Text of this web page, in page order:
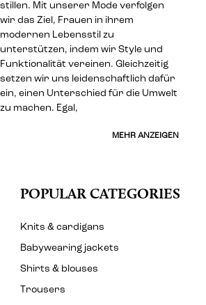
stillen. Mit unserer Mode verfolgen
wir das Ziel, Frauen in ihrem
modernen Lebensstil zu
unterstützen, indem wir Style und
Funktionalität vereinen. Gleichzeitig
setzen wir uns leidenschaftlich dafür
ein, einen Unterschied für die Umwelt
zu machen. Egal,
MEHR ANZEIGEN
POPULAR CATEGORIES
Knits & cardigans
Babywearing jackets
Shirts & blouses
Trousers